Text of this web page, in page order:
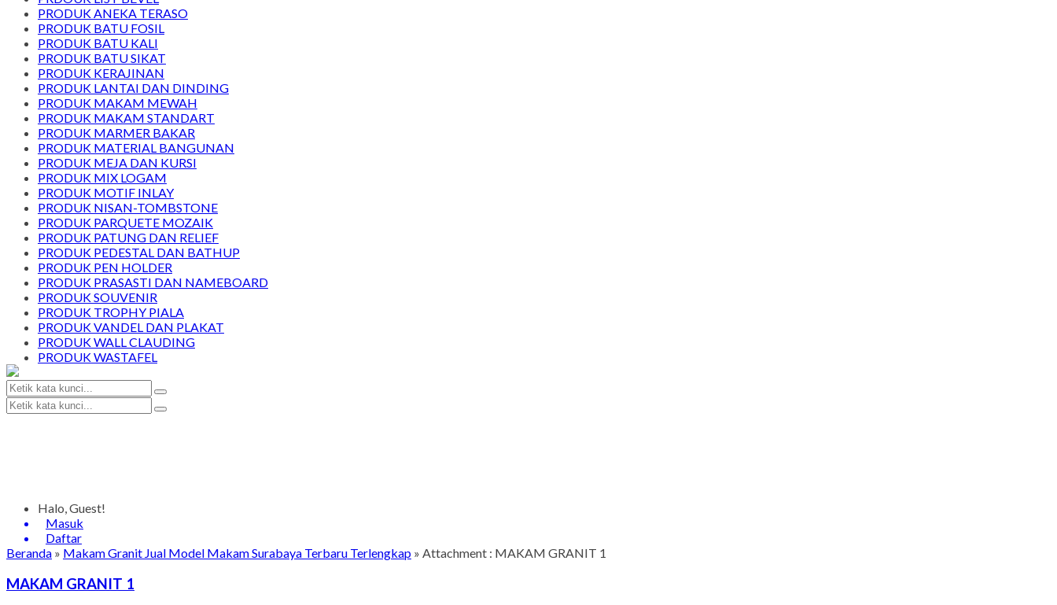
PRODUK ANEKA TERASO
PRODUK BATU FOSIL
PRODUK BATU KALI
PRODUK BATU SIKAT
PRODUK KERAJINAN
PRODUK LANTAI DAN DINDING
PRODUK MAKAM MEWAH
PRODUK MAKAM STANDART
PRODUK MARMER BAKAR
PRODUK MATERIAL BANGUNAN
PRODUK MEJA DAN KURSI
PRODUK MIX LOGAM
PRODUK MOTIF INLAY
PRODUK NISAN-TOMBSTONE
PRODUK PARQUETE MOZAIK
PRODUK PATUNG DAN RELIEF
PRODUK PEDESTAL DAN BATHUP
PRODUK PEN HOLDER
PRODUK PRASASTI DAN NAMEBOARD
PRODUK SOUVENIR
PRODUK TROPHY PIALA
PRODUK VANDEL DAN PLAKAT
PRODUK WALL CLAUDING
PRODUK WASTAFEL
Halo, Guest!
Masuk
Daftar
Beranda » Makam Granit Jual Model Makam Surabaya Terbaru Terlengkap » Attachment : MAKAM GRANIT 1
MAKAM GRANIT 1